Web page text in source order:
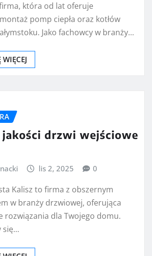
która od lat oferuje
pomp ciepła oraz kotłów
Jako fachowcy w branży…
drzwi wejściowe
lis 2, 2025 0
Kalisz to firma z obszernym
w branży drzwiowej, oferująca
rozwiązania dla Twojego domu.
się…